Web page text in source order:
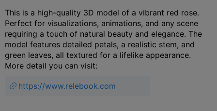
This is a high-quality 3D model of a vibrant red rose.
Perfect for visualizations, animations, and any scene
requiring a touch of natural beauty and elegance. The
model features detailed petals, a realistic stem, and
green leaves, all textured for a lifelike appearance.
More detail you can visit:
https://www.relebook.com